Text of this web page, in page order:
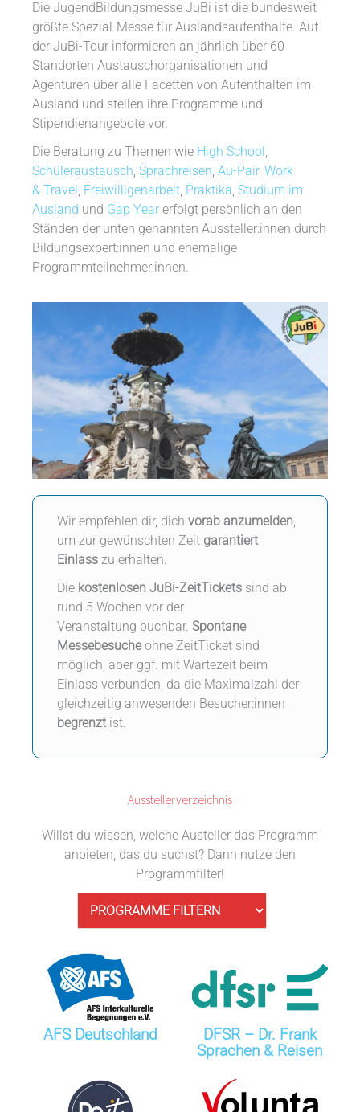
Die JugendBildungsmesse JuBi ist die bundesweit
größte Spezial-Messe für Auslandsaufenthalte. Auf
der JuBi-Tour informieren an jährlich über 60
Standorten Austauschorganisationen und
Agenturen über alle Facetten von Aufenthalten im
Ausland und stellen ihre Programme und
Stipendienangebote vor.
Die Beratung zu Themen wie High School ,
Schüleraustausch,Sprachreisen,Au-Pair,Work
& Travel , Freiwilligenarbeit, Praktika,Studium im
Ausland und Gap Year erfolgt persönlich an den
Ständen der unten genannten Aussteller:innen durch
Bildungsexpert:innen und ehemalige
Programmteilnehmer:innen.
Wir empfehlen dir, dichvorab anzumelden,
um zur gewünschten Zeit garantiert
Einlass zu erhalten.
Die kostenlosen JuBi-ZeitTickets sind ab
rund 5 Wochen vor der
Veranstaltung buchbar. Spontane
Messebesucheohne ZeitTicket sind
möglich, aber ggf. mit Wartezeit beim
Einlass verbunden, da die Maximalzahl der
gleichzeitig anwesenden Besucher:innen
begrenzt ist.
Ausstellerverzeichnis
Willst du wissen, welche Austeller das Programm
anbieten, das du suchst? Dann nutze den
Programmfilter!
AFS Deutschland
DFSR – Dr. Frank
Sprachen & Reisen